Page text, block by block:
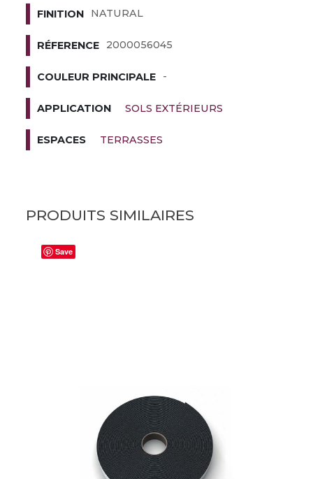
FINITION NATURAL
RÉFERENCE 2000056045
COULEUR PRINCIPALE -
APPLICATION SOLS EXTÉRIEURS
ESPACES TERRASSES
PRODUITS SIMILAIRES
Save